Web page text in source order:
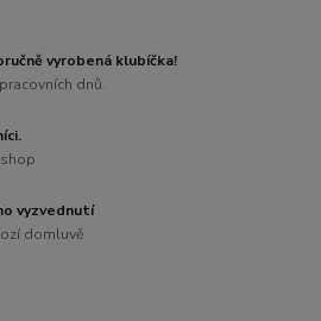
vyrobená klubíčka!
dnů.
vyzvednutí
domluvě